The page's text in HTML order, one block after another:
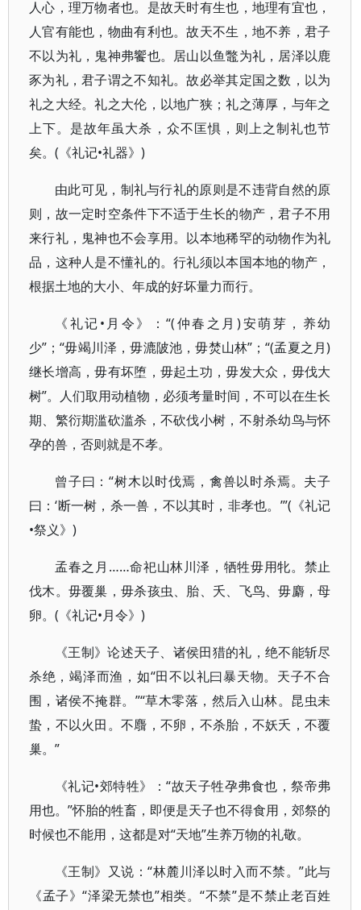
人心，理万物者也。是故天时有生也，地理有宜也，
人官有能也，物曲有利也。故天不生，地不养，君子
不以为礼，鬼神弗饗也。居山以鱼鼈为礼，居泽以鹿
豕为礼，君子谓之不知礼。故必举其定国之数，以为
礼之大经。礼之大伦，以地广狭；礼之薄厚，与年之
上下。是故年虽大杀，众不匡惧，则上之制礼也节
矣。(《礼记•礼器》)
由此可见，制礼与行礼的原则是不违背自然的原
则，故一定时空条件下不适于生长的物产，君子不用
来行礼，鬼神也不会享用。以本地稀罕的动物作为礼
品，这种人是不懂礼的。行礼须以本国本地的物产，
根据土地的大小、年成的好坏量力而行。
《礼记•月令》：“(仲春之月)安萌芽，养幼
少”；“毋竭川泽，毋漉陂池，毋焚山林”；“(孟夏之月)
继长增高，毋有坏堕，毋起土功，毋发大众，毋伐大
树”。人们取用动植物，必须考量时间，不可以在生长
期、繁衍期滥砍滥杀，不砍伐小树，不射杀幼鸟与怀
孕的兽，否则就是不孝。
曾子曰：“树木以时伐焉，禽兽以时杀焉。夫子
曰：‘断一树，杀一兽，不以其时，非孝也。’”(《礼记
•祭义》)
孟春之月……命祀山林川泽，牺牲毋用牝。禁止
伐木。毋覆巢，毋杀孩虫、胎、夭、飞鸟、毋麝，母
卵。(《礼记•月令》)
《王制》论述天子、诸侯田猎的礼，绝不能斩尽
杀绝，竭泽而渔，如“田不以礼曰暴天物。天子不合
围，诸侯不掩群。”“草木零落，然后入山林。昆虫未
蛰，不以火田。不麛，不卵，不杀胎，不妖夭，不覆
巢。”
《礼记•郊特牲》：“故天子牲孕弗食也，祭帝弗
用也。”怀胎的牲畜，即便是天子也不得食用，郊祭的
时候也不能用，这都是对“天地”生养万物的礼敬。
《王制》又说：“林麓川泽以时入而不禁。”此与
《孟子》“泽梁无禁也”相类。“不禁”是不禁止老百姓